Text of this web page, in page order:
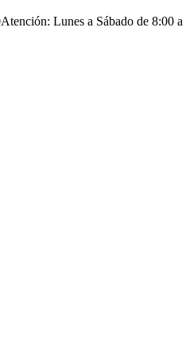
Atención: Lunes a Sábado de 8:00 a